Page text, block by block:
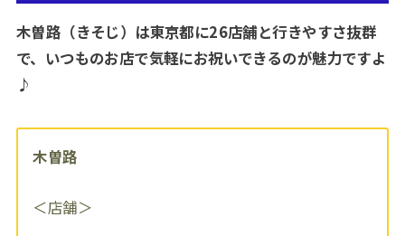
木曽路（きそじ）は東京都に26店舗と行きやすさ抜群
で、いつものお店で気軽にお祝いできるのが魅力ですよ
♪
木曽路
＜店舗＞